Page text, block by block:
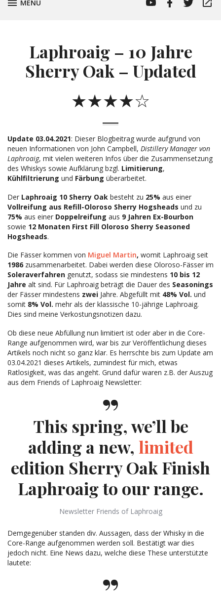
MENU
Laphroaig – 10 Jahre
Sherry Oak – Updated
★★★★☆
Update 03.04.2021: Dieser Blogbeitrag wurde aufgrund von
neuen Informationen von John Campbell, Distillery Manager von
Laphroaig, mit vielen weiteren Infos über die Zusammensetzung
des Whiskys sowie Aufklärung bzgl. Limitierung,
Kühlfiltrierung und Färbung überarbeitet.
Der Laphroaig 10 Sherry Oak besteht zu 25% aus einer
Vollreifung aus Refill-Oloroso Sherry Hogsheads und zu
75% aus einer Doppelreifung aus 9 Jahren Ex-Bourbon
sowie 12 Monaten First Fill Oloroso Sherry Seasoned
Hogsheads.
Die Fässer kommen von Miguel Martin, womit Laphroaig seit
1986 zusammenarbeitet. Dabei werden diese Oloroso-Fässer im
Soleraverfahren genutzt, sodass sie mindestens 10 bis 12
Jahre alt sind. Für Laphroaig beträgt die Dauer des Seasonings
der Fässer mindestens zwei Jahre. Abgefüllt mit 48% Vol. und
somit 8% Vol. mehr als der klassische 10-jährige Laphroaig.
Dies sind meine Verkostungsnotizen dazu.
Ob diese neue Abfüllung nun limitiert ist oder aber in die Core-
Range aufgenommen wird, war bis zur Veröffentlichung dieses
Artikels noch nicht so ganz klar. Es herrschte bis zum Update am
03.04.2021 dieses Artikels, zumindest für mich, etwas
Ratlosigkeit, was das angeht. Grund dafür waren z.B. der Auszug
aus dem Friends of Laphroaig Newsletter:
This spring, we’ll be
adding a new, limited
edition Sherry Oak Finish
Laphroaig to our range.
Newsletter Friends of Laphroaig
Demgegenüber standen div. Aussagen, dass der Whisky in die
Core-Range aufgenommen werden soll. Bestätigt war dies
jedoch nicht. Eine News dazu, welche diese These unterstützte
lautete: